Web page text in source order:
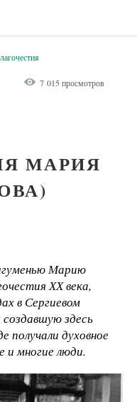
7 015 просмотров
МАРИЯ
Марию
ХХ века,
в Сергиевом
здесь
получали духовное
и многие люди.